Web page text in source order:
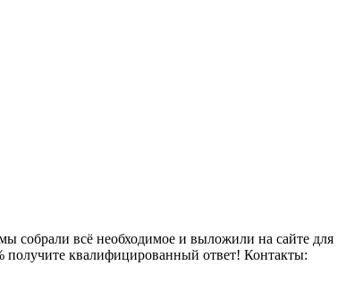
собрали всё необходимое и выложили на сайте для
получите квалифицированный ответ! Контакты: